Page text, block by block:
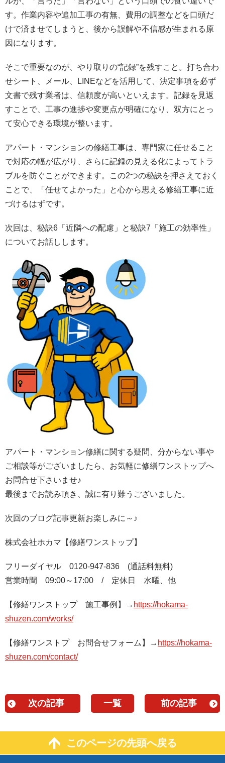
す。作業内容や追加工事の有無、費用の調整などを口頭だ
けで済ませてしまうと、後から誤解や不信感が生まれる原
因になります。
そこで重要なのが、やり取りの“記録”を残すこと。打ち合わ
せシート、メール、LINEなどを活用して、決定事項を必ず
文書で残す業者は、信頼度が高いといえます。記録を見返
すことで、工事の進捗や変更点が明確になり、双方にとっ
て安心できる環境が整います。
アパート・マンションの修繕工事は、専門家に任せること
で対応の幅が広がり、さらに記録の見える化によってトラ
ブルを防ぐことができます。この2つの秘訣を押さえておく
ことで、「任せてよかった」と心から思える修繕工事に近
づけるはずです。
次回は、秘訣6「近隣への配慮」と秘訣7「施工の効率性」
についてお話しします。
アパート・マンション修繕に関する疑問、分からない事や
ご相談等がございましたら、お気軽に修繕ワンストップへ
お問合せ下さいませ♪
最後までお読み頂き、誠に有り難うございました。
次回のブログ記事更新お楽しみに～ ♪
株式会社ホカマ【修繕ワンストップ】
フリーダイヤル 0120-947-836 (通話料無料)
営業時間 09:00～ 17:00 /定休日 水曜、他
【修繕ワンストップ 施工事例】 → https://hokama-
shuzen.com/works/
【修繕ワンストプ お問合せフォーム】 → https://hokama-
shuzen.com/contact/
次の記事 一覧 前の記事
このページの先頭へ戻る